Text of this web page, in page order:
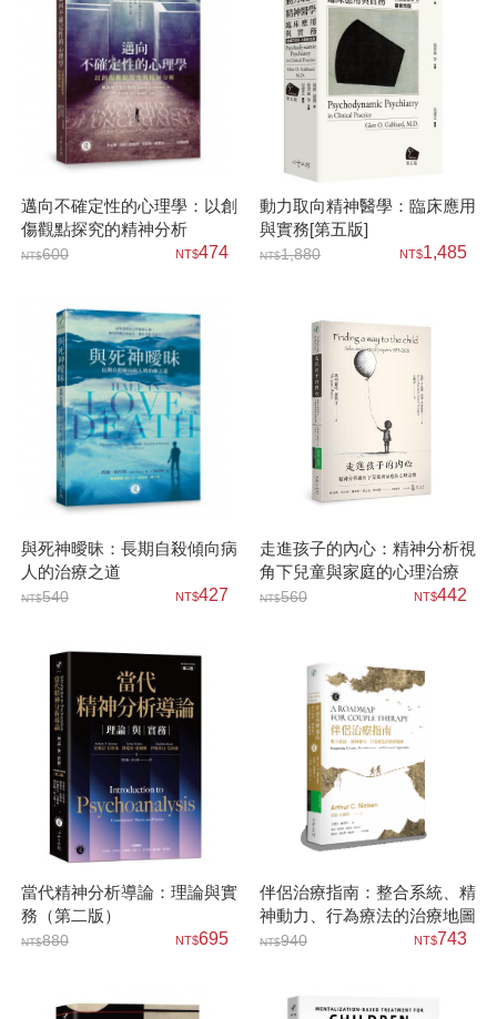
邁向不確定性的心理學：以創
傷觀點探究的精神分析
600 474
動力取向精神醫學：臨床應用
與實務[第五版]
1,880 1,485
與死神曖昧：長期自殺傾向病
人的治療之道
540 427
走進孩子的內心：精神分析視
角下兒童與家庭的心理治療
560 442
當代精神分析導論：理論與實
務（第二版）
880 695
伴侶治療指南：整合系統、精
神動力、行為療法的治療地圖
940 743